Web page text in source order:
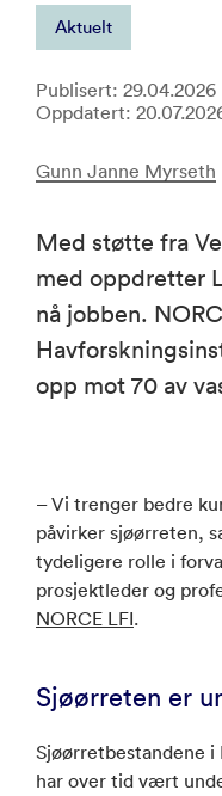
Aktuelt
Publisert: 29.04.2026
Oppdatert:
Gunn Janne Myrseth
Med støtte fra
med oppdretter
nå jobben.
opp mot 70 av
– Vi trenger bedre
påvirker sjøørreten,
tydeligere rolle i
prosjektleder og
NORCE LFI.
Sjøørreten er
Sjøørretbestandene
har over tid vært